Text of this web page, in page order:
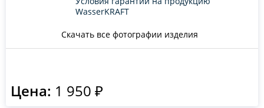
Скачать все фотографии изделия
WasserKRAFT
Цена: 1 950 ₽